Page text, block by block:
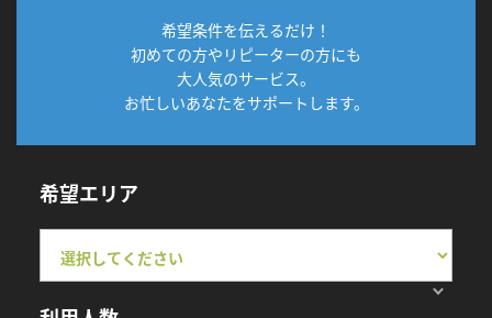
希望条件を伝えるだけ！
初めての方やリピーターの方にも
大人気のサービス。
お忙しいあなたをサポートします。
希望エリア